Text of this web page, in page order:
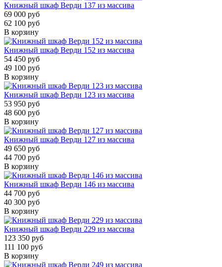
Книжный шкаф Верди 137 из массива
69 000 руб
62 100 руб
В корзину
Книжный шкаф Верди 152 из массива
54 450 руб
49 100 руб
В корзину
Книжный шкаф Верди 123 из массива
53 950 руб
48 600 руб
В корзину
Книжный шкаф Верди 127 из массива
49 650 руб
44 700 руб
В корзину
Книжный шкаф Верди 146 из массива
44 700 руб
40 300 руб
В корзину
Книжный шкаф Верди 229 из массива
123 350 руб
111 100 руб
В корзину